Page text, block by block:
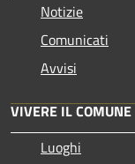
Notizie
Comunicati
Avvisi
VIVERE IL COMUNE
Luoghi